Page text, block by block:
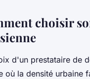
choisir
d'un prestataire de
où la densité urbaine